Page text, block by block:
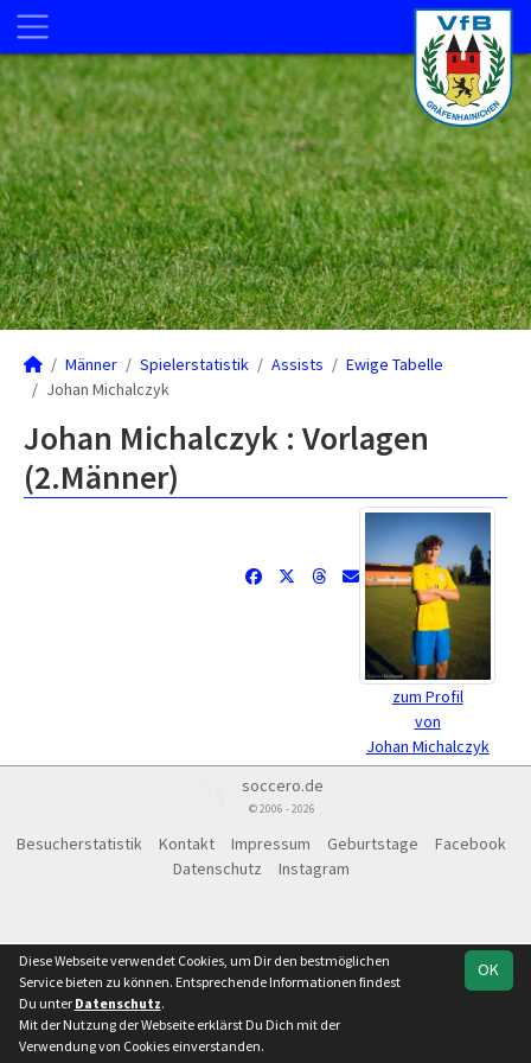
Männer Spielerstatistik Assists
Ewige Tabelle
Johan Michalczyk
Johan Michalczyk : Vorlagen
(2.Männer)
zum Profil
von
Johan Michalczyk
soccero.de
© 2006 - 2026
Besucherstatistik Kontakt Impressum Geburtstage
Facebook
Datenschutz
Instagram
OK
Diese Webseite verwendet Cookies, um Dir den bestmöglichen
Service bieten zu können. Entsprechende Informationen findest
Du unter Datenschutz.
Mit der Nutzung der Webseite erklärst Du Dich mit der
Verwendung von Cookies einverstanden.